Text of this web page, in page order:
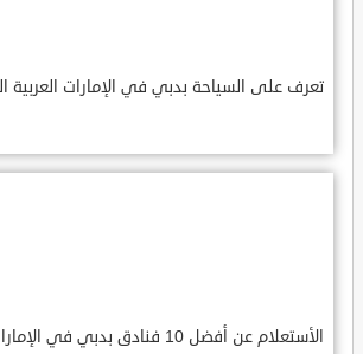
تعرف على السياحة بدبي في الإمارات العربية
الأستعلام عن أفضل 10 فنادق بدبي في الإمارات العربية المتحدة